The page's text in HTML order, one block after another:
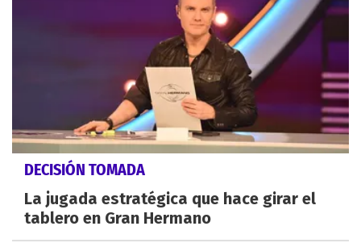
DECISIÓN TOMADA
La jugada estratégica que hace girar el
tablero en Gran Hermano